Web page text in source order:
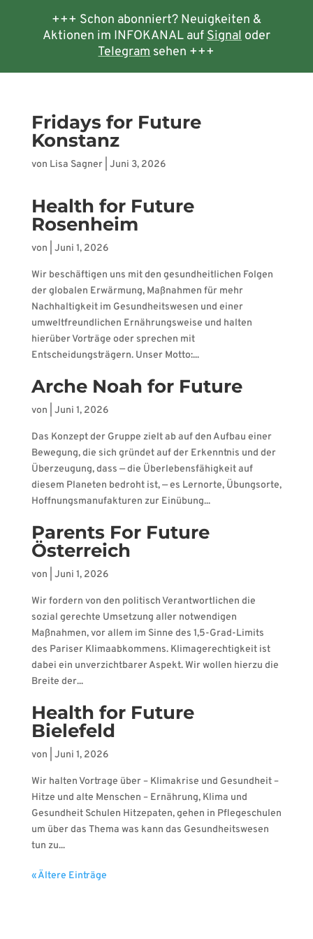
+++ Schon abonniert? Neuigkeiten &
Aktionen im INFOKANAL aufSignaloder
Telegramsehen +++
Fridays for Future
Konstanz
von Lisa Sagner| Juni 3, 2026
Health for Future
Rosenheim
von Juni 1, 2026
Wir beschäftigen uns mit den gesundheitlichen Folgen
der globalen Erwärmung, Maßnahmen für mehr
Nachhaltigkeit im Gesundheitswesen und einer
umweltfreundlichen Ernährungsweise und halten
hierüber Vorträge oder sprechen mit
Entscheidungsträgern. Unser Motto:...
Arche Noah for Future
von Juni 1, 2026
Das Konzept der Gruppe zielt ab auf den Aufbau einer
Bewegung, die sich gründet auf der Erkenntnis und der
Überzeugung, dass — die Überlebensfähigkeit auf
diesem Planeten bedroht ist, — es Lernorte, Übungsorte,
Hoffnungsmanufakturen zur Einübung...
Parents For Future
Österreich
von Juni 1, 2026
Wir fordern von den politisch Verantwortlichen die
sozial gerechte Umsetzung aller notwendigen
Maßnahmen, vor allem im Sinne des 1,5-Grad-Limits
des Pariser Klimaabkommens. Klimagerechtigkeit ist
dabei ein unverzichtbarer Aspekt. Wir wollen hierzu die
Breite der...
Health for Future
Bielefeld
von Juni 1, 2026
Wir halten Vortrage über – Klimakrise und Gesundheit –
Hitze und alte Menschen – Ernährung, Klima und
Gesundheit Schulen Hitzepaten, gehen in Pflegeschulen
um über das Thema was kann das Gesundheitswesen
tun zu...
« Ältere Einträge